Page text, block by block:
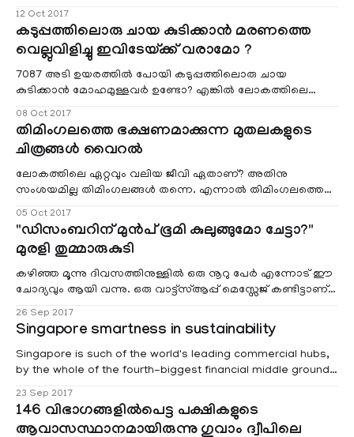
ഇത്തരം പ്രചവനങ്ങള്‍ പല ഭാഗത്തു നിന്നും ഉയരുന്നുണ്ടെങ്കിലും
ഇത്തവണത്തേത് അല്‍പ്പം വ്യത്യസ്തമാണ്. ഉപചാപ സിദ്ധന്ത
വാദിയായ ഡേവിഡ് മെഡെയുടേതാണ് പ്രവചനം.
12 Oct 2017
കടുപ്പത്തിലൊരു ചായ കുടിക്കാന്‍ മരണത്തെ
വെല്ലുവിളിച്ചു ഇവിടേയ്ക്ക് വരാമോ ?
7087 അടി ഉയരത്തില്‍ പോയി കടുപ്പത്തിലൊരു ചായ
കുടിക്കാന്‍ മോഹമുള്ളവര്‍ ഉണ്ടോ? എങ്കില്‍ ലോകത്തിലെ
ഉയരം കൂടി കൊടുമുടികളില്‍ ഒന്നായ കിഴക്കന്‍ ചൈനയിലെ
ഹുയാന്‍ ഷാന്‍ എന്നാ മലനിരകളിലേക്ക് വരാം. ലോകത്തിലെ
ഏറ്റവും ഉയരത്തിലുള്ള ചായകട ഇതാകും.
08 Oct 2017
തിമിംഗലത്തെ ഭക്ഷണമാക്കുന്ന മുതലകളുടെ
ചിത്രങ്ങള്‍ വൈറല്‍
ലോകത്തിലെ ഏറ്റവും വലിയ ജീവി ഏതാണ്? അതിനു
സംശയമില്ല തിമിംഗലങ്ങള്‍ തന്നെ. എന്നാല്‍ തിമിംഗലത്തെ
ഭക്ഷണമാക്കുന്ന മുതലകളുടെ ചിത്രങ്ങള്‍ ആണിപ്പോള്‍
സോഷ്യല്‍ മീഡിയയില്‍ വ്യാപകമായി പ്രചരിക്കുന്നത്.
05 Oct 2017
"ഡിസംബറിന് മുൻപ് ഭൂമി കുലുങ്ങുമോ ചേട്ടാ?"
മുരളി തുമ്മാരുകുടി
കഴിഞ്ഞ മൂന്നു ദിവസത്തിനുള്ളില്‍ ഒരു നൂറു പേര്‍ എന്നോട് ഈ
ചോദ്യവും ആയി വന്നു. ഒരു വാട്ട്സ്ആപ്പ് മെസ്സേജ് കണ്ടിട്ടാണ്
ചോദ്യം. ഡിസംബറി
26 Sep 2017
Singapore smartness in sustainability
Singapore is such of the world's leading commercial hubs,
by the whole of the fourth-biggest financial middle ground
and a well-known of the five busiest ports. Singapore
economy growing fatly compared to its neighbours in
ASEAN.Singapore has duty bound the quick transition from
a developing
23 Sep 2017
146 വിഭാഗങ്ങളില്‍പെട്ട പക്ഷികളുടെ
ആവാസസ്ഥാനമായിരുന്നു ഗുവാം ദ്വീപിലെ